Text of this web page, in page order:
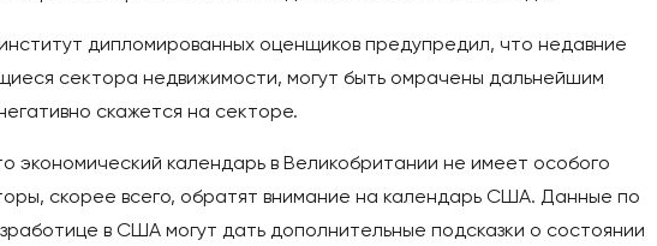
дипломированных оценщиков предупредил, что недавние
сектора недвижимости, могут быть омрачены дальнейшим
скажется на секторе.
экономический календарь в Великобритании не имеет особого
скорее всего, обратят внимание на календарь США. Данные по
в США могут дать дополнительные подсказки о состоянии